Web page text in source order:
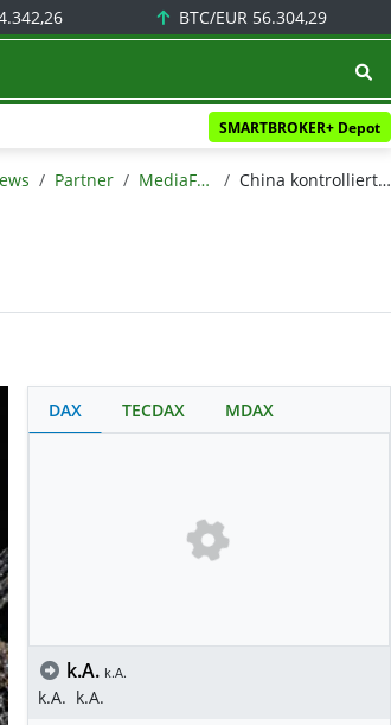
BTC/EUR 56.304,29
SMARTBROKER+ Depot
Partner MediaFeed China kontrolliert Antimon, eines der hochgradigsten Projekte der Welt?!
DAX TECDAX MDAX
k.A. k.A.
k.A. k.A.